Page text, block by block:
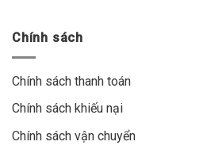
Chính sách
Chính sách thanh toán
Chính sách khiếu nại
Chính sách vận chuyển